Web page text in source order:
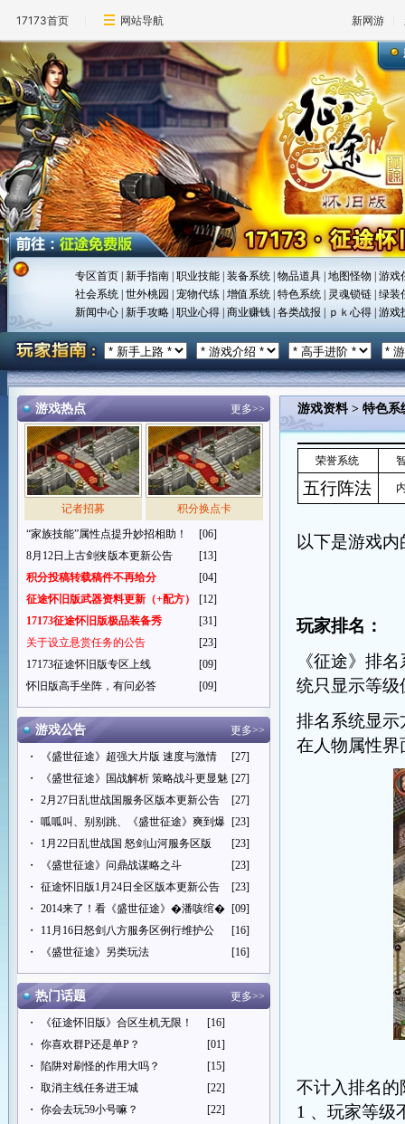
17173首页 网站导航 新网游
专区首页 |新手指南 |职业技能 |装备系统 |物品道具 |地图怪物 |游戏
社会系统 |世外桃园 |宠物代练 |增值系统 |特色系统 灵魂锁链 |绿装
新闻中心 |新手攻略 |职业心得 |商业赚钱 |各类战报 ｐｋ心得 |游戏
游戏热点 更多>>
记者招募
积分换点卡
“家族技能”属性点提升妙招相助！
[06]
8月12日上古剑侠版本更新公告
[13]
积分投稿转载稿件不再给分
[04]
征途怀旧版武器资料更新（+配方）
[12]
17173征途怀旧版极品装备秀
[31]
关于设立悬赏任务的公告
[23]
17173征途怀旧版专区上线
[09]
怀旧版高手坐阵，有问必答
[09]
游戏公告 更多>>
・ 《盛世征途》超强大片版 速度与激情
[27]
・
《盛世征途》国战解析 策略战斗更显魅 [27]
・
2月27日乱世战国服务区版本更新公告
[27]
・
呱呱叫、别别跳、《盛世征途》爽到爆 [23]
・
1月22日乱世战国 怒剑山河服务区版
[23]
・
《盛世征途》问鼎战谋略之斗
[23]
・
征途怀旧版1月24日全区版本更新公告
[23]
・
2014来了！看《盛世征途》�潘咳绾� [09]
・
11月16日怒剑八方服务区例行维护公
[16]
・
《盛世征途》另类玩法 [16]
热门话题 更多>>
・ 《征途怀旧版》合区生机无限！
[16]
・
你喜欢群P还是单P？
[01]
・
陷阱对刷怪的作用大吗？
[15]
・
取消主线任务进王城
[22]
・
你会去玩59小号嘛？
[22]
游戏资料> 特色系
荣誉系统
五行阵法
以下是游戏
玩家排名：
《征途》排
统只显示等
排名系统显示
在人物属性
不计入排名
1 、玩家等级